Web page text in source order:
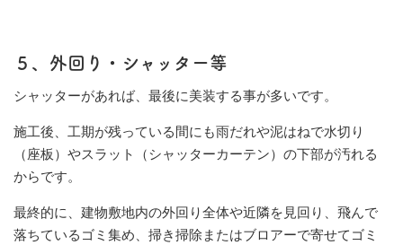
５、外回り ・シャッター等
シャッターがあれば、最後に美装する事が多いです。
施工後、工期が残っている間にも雨だれや泥はねで水切り
（座板）やスラット（シャッターカーテン）の下部が汚れる
からです。
最終的に、建物敷地内の外回り全体や近隣を見回り、飛んで
落ちているゴミ集め、掃き掃除またはブロアーで寄せてゴミ